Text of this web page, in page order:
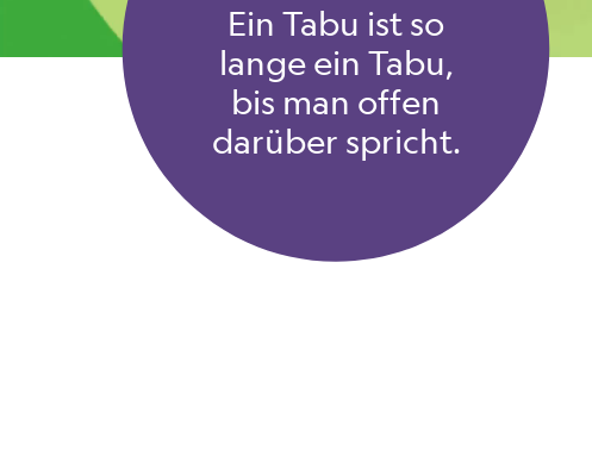
Ein Tabu ist so
lange ein Tabu,
bis man offen
darüber spricht.